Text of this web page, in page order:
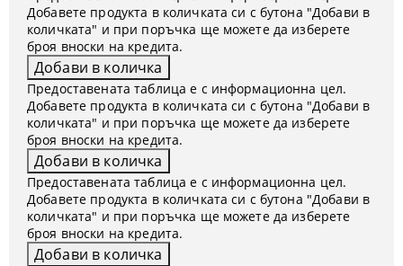
Добавете продукта в количката си с бутона "Добави в
количката" и при поръчка ще можете да изберете
броя вноски на кредита.
Предоставената таблица е с информационна цел.
Добавете продукта в количката си с бутона "Добави в
количката" и при поръчка ще можете да изберете
броя вноски на кредита.
Предоставената таблица е с информационна цел.
Добавете продукта в количката си с бутона "Добави в
количката" и при поръчка ще можете да изберете
броя вноски на кредита.